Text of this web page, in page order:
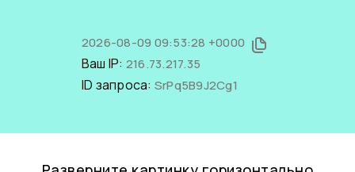
2026-08-09 09:53:28 +0000
Ваш IP: 216.73.217.35
ID запроса: SrPq5B9J2Cg1